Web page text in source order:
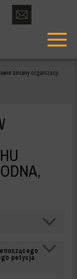
otwórz
formularz
kontaktowy
menu
zmiany organizacji
petycja